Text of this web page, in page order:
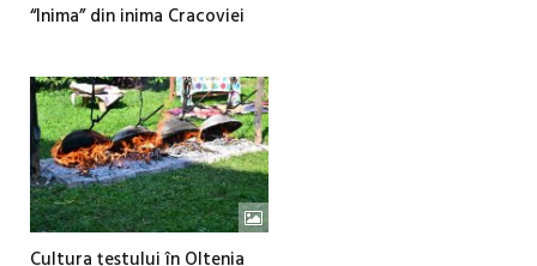
“Inima” din inima Cracoviei
Cultura țestului în Oltenia